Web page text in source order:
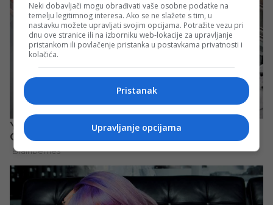
Neki dobavljači mogu obrađivati vaše osobne podatke na
temelju legitimnog interesa. Ako se ne slažete s tim, u
nastavku možete upravljati svojim opcijama. Potražite vezu pri
dnu ove stranice ili na izborniku web-lokacije za upravljanje
pristankom ili povlačenje pristanka u postavkama privatnosti i
kolačića.
Pristanak
Upravljanje opcijama